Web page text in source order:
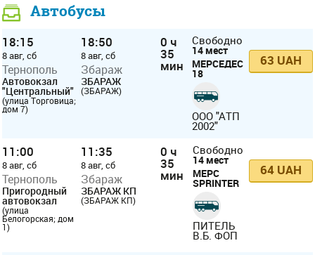
Автобусы
18:15
8 авг, сб
Тернополь
Автовокзал
"Центральный"
(улица Торговица;
дом 7)
18:50
8 авг, сб
Збараж
ЗБАРАЖ
(ЗБАРАЖ)
0 ч
35
мин
Свободно
14 мест
МЕРСЕДЕС
18
ООО "АТП
2002"
63 UAH
11:00
8 авг, сб
Тернополь
Пригородный
автовокзал
(улица
Белогорская; дом
1)
11:35
8 авг, сб
Збараж
ЗБАРАЖ КП
(ЗБАРАЖ КП)
0 ч
35
мин
Свободно
14 мест
МЕРС
SPRINTER
ПИТЕЛЬ
В.Б. ФОП
64 UAH